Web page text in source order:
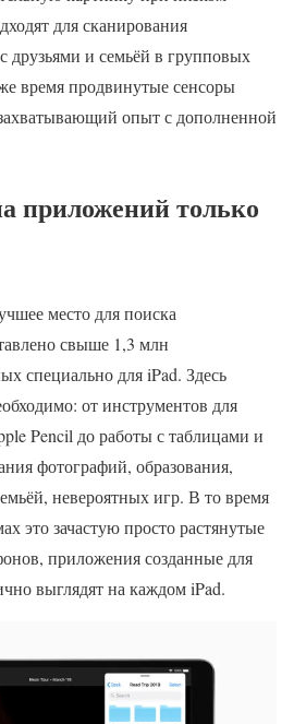
для сканирования
друзьями и семьёй в групповых
время продвинутые сенсоры
опыт с дополненной
приложений только
место для поиска
свыше 1,3 млн
специально для iPad. Здесь
от инструментов для
Pencil до работы с таблицами и
фотографий, образования,
невероятных игр. В то время
это зачастую просто растянутые
приложения созданные для
выглядят на каждом iPad.